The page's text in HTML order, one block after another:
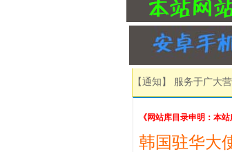
【通知】 服务于广大
《网站库目录申明：本
韩国驻华大